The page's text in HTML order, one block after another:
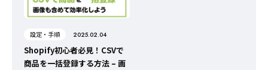
設定・手順 2025.02.04
Shopify初心者必見！CSVで
商品を一括登録する方法 – 画